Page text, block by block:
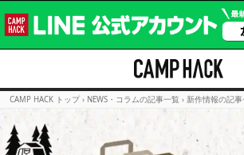
CAMP HACK トップ › NEWS・コラムの記事一覧 › 新作情報の記事